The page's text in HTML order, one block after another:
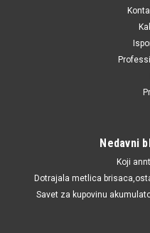
Nedavni
Koji
Dotrajala metlica
Savet za kupovinu